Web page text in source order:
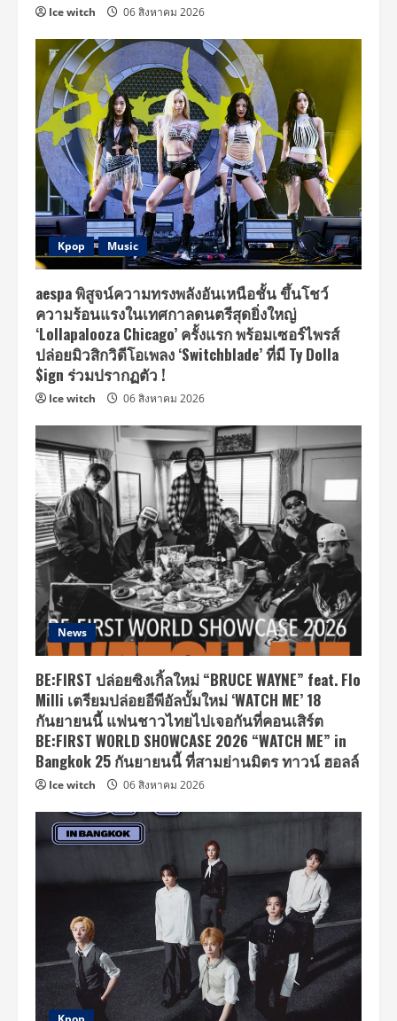
Ice witch 06 สิงหาคม 2026
Kpop Music
aespa พิสูจน์ความทรงพลังอันเหนือชั้น ขึ้นโชว์
ความร้อนแรงในเทศกาลดนตรีสุดยิ่งใหญ่
‘Lollapalooza Chicago’ ครั้งแรก พร้อมเซอร์ไพรส์
ปล่อยมิวสิกวิดีโอเพลง ‘Switchblade’ ที่มี Ty Dolla
$ign ร่วมปรากฏตัว !
Ice witch 06 สิงหาคม 2026
News
BE:FIRST ปล่อยซิงเกิ้ลใหม่ “BRUCE WAYNE” feat. Flo
Milli เตรียมปล่อยอีพีอัลบั้มใหม่ ‘WATCH ME’ 18
กันยายนนี้ แฟนชาวไทยไปเจอกันที่คอนเสิร์ต
BE:FIRST WORLD SHOWCASE 2026 “WATCH ME” in
Bangkok 25 กันยายนนี้ ที่สามย่านมิตร ทาวน์ ฮอลล์
Ice witch 06 สิงหาคม 2026